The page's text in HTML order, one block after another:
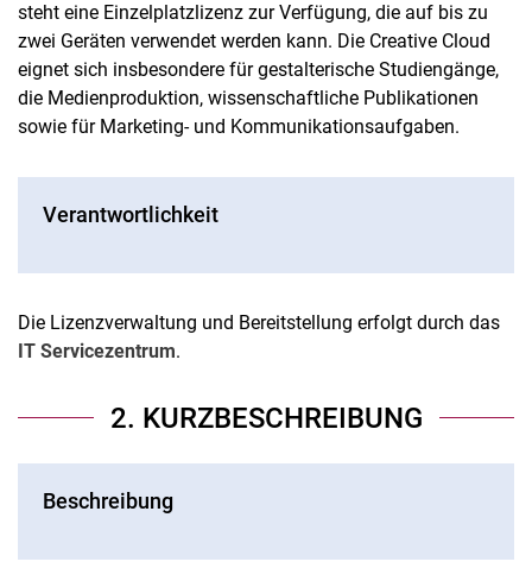
steht eine Einzelplatzlizenz zur Verfügung, die auf bis zu
zwei Geräten verwendet werden kann. Die Creative Cloud
eignet sich insbesondere für gestalterische Studiengänge,
die Medienproduktion, wissenschaftliche Publikationen
sowie für Marketing- und Kommunikationsaufgaben.
Verantwortlichkeit
Die Lizenzverwaltung und Bereitstellung erfolgt durch das
IT Servicezentrum.
2. KURZBESCHREIBUNG
Beschreibung